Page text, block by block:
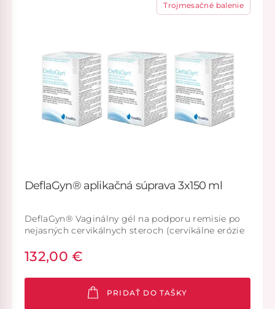
Trojmesačné balenie
DeflaGyn® aplikačná súprava 3x150 ml
DeflaGyn® Vaginálny gél na podporu remisie po
nejasných cervikálnych steroch (cervikálne erózie
IIID1, PAP IIID2 (Munich III) / PAP III, PAP IIID).
Aplikačná súprava. (Systém zdravotníckych
pomôcok). DeflaGyn® je zdravotnícka pomôcka.
132,00 €
PRIDAŤ DO TAŠKY